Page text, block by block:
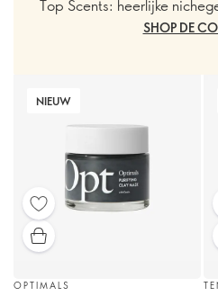
Top Scents: heerlijke
SHOP DE
NIEUW
OPTIMALS